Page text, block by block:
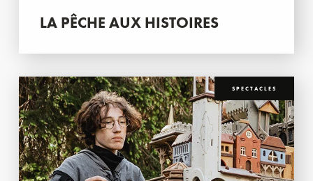
LA PÊCHE AUX HISTOIRES
SPECTACLES